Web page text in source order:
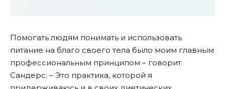
Помогать людям понимать и использовать
питание на благо своего тела было моим главным
профессиональным принципом – говорит
Сандерс. – Это практика, которой я